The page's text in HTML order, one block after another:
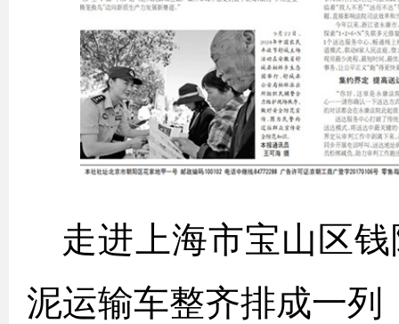
走进上海市宝山区
泥运输车整齐排成一列